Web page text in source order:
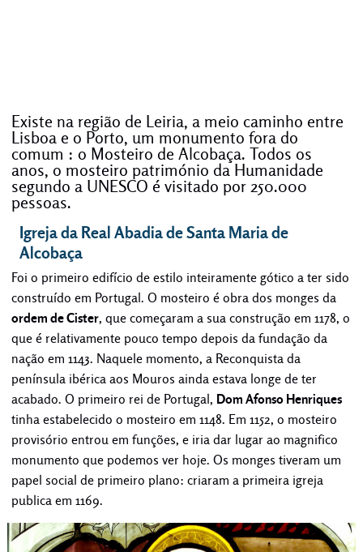
Existe na região de Leiria, a meio caminho entre
Lisboa e o Porto, um monumento fora do
comum : o Mosteiro de Alcobaça. Todos os
anos, o mosteiro património da Humanidade
segundo a UNESCO é visitado por 250.000
pessoas.
Igreja da Real Abadia de Santa Maria de
Alcobaça
Foi o primeiro edifício de estilo inteiramente gótico a ter sido
construído em Portugal. O mosteiro é obra dos monges da
ordem de Cister, que começaram a sua construção em 1178, o
que é relativamente pouco tempo depois da fundação da
nação em 1143. Naquele momento, a Reconquista da
península ibérica aos Mouros ainda estava longe de ter
acabado. O primeiro rei de Portugal, Dom Afonso Henriques
tinha estabelecido o mosteiro em 1148. Em 1152, o mosteiro
provisório entrou em funções, e iria dar lugar ao magnifico
monumento que podemos ver hoje. Os monges tiveram um
papel social de primeiro plano: criaram a primeira igreja
publica em 1169.